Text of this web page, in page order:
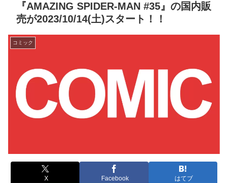
『AMAZING SPIDER-MAN #35』の国内販
売が2023/10/14(土)スタート！！
コミック
X Facebook はてブ